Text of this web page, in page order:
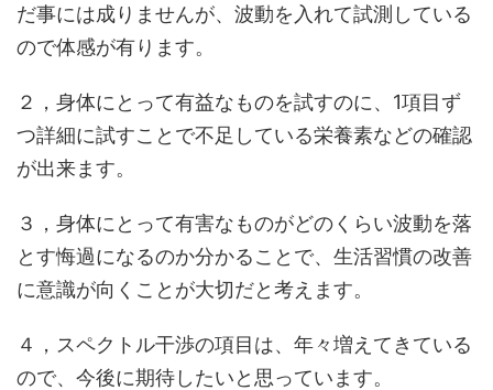
だ事には成りませんが、波動を入れて試測している
ので体感が有ります。
２，身体にとって有益なものを試すのに、1項目ず
つ詳細に試すことで不足している栄養素などの確認
が出来ます。
３，身体にとって有害なものがどのくらい波動を落
とす悔過になるのか分かることで、生活習慣の改善
に意識が向くことが大切だと考えます。
４，スペクトル干渉の項目は、年々増えてきている
ので、今後に期待したいと思っています。